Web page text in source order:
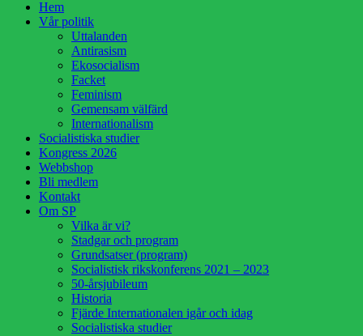
HoppaHem
Vår politik
Uttalanden
Antirasism
Ekosocialism
Facket
Feminism
Gemensam välfärd
Internationalism
Socialistiska studier
Kongress 2026
Webbshop
Bli medlem
Kontakt
Om SP
Vilka är vi?
Stadgar och program
Grundsatser (program)
Socialistisk rikskonferens 2021 – 2023
50-årsjubileum
Historia
Fjärde Internationalen igår och idag
Socialistiska studier